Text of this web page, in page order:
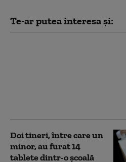
Te-ar putea interesa și:
Doi tineri, între care un
minor, au furat 14
tablete dintr-o şcoală